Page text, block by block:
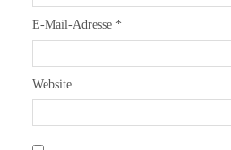
E-Mail-Adresse *
Website